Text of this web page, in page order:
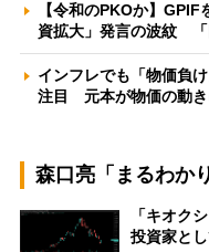
【令和のPKOか】
資拡大」発言の波紋
インフレでも「物価負
注目 元本が物価の動
森口亮「まるわか
「キオク
投資家と